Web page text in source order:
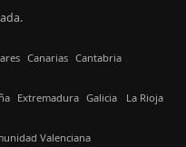
Canarias Cantabria
Extremadura Galicia La Rioja
Valenciana